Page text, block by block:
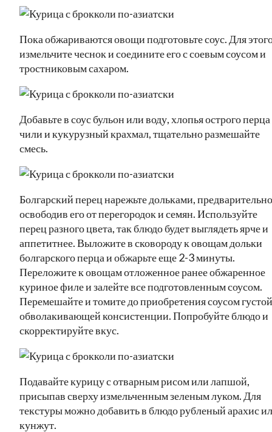
Пока обжариваются овощи подготовьте соус. Для
измельчите чеснок и соедините его с соевым соусом и
тростниковым сахаром.
Добавьте в соус бульон или воду, хлопья острого перца
чили и кукурузный крахмал, тщательно размешайте
смесь.
Болгарский перец нарежьте дольками, предварительно
освободив его от перегородок и семян. Используйте
перец разного цвета, так блюдо будет выглядеть ярче и
аппетитнее. Выложите в сковороду к овощам дольки
болгарского перца и обжарьте еще 2-3 минуты.
Переложите к овощам отложенное ранее обжаренное
куриное филе и залейте все подготовленным соусом.
Перемешайте и томите до приобретения соусом
обволакивающей консистенции. Попробуйте блюдо и
скорректируйте вкус.
Подавайте курицу с отварным рисом или лапшой,
присыпав сверху измельченным зеленым луком. Для
текстуры можно добавить в блюдо рубленый арахис
кунжут.